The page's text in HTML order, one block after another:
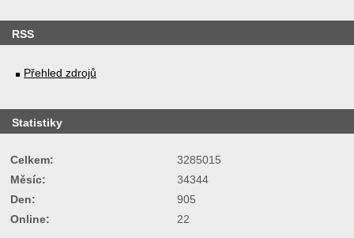
RSS
Přehled zdrojů
Statistiky
Online: 22
Celkem:
3285015
Měsíc:
34344
Den:
905